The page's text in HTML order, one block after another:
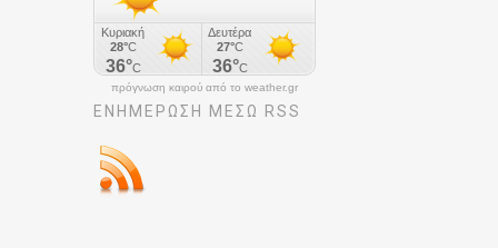
πρόγνωση καιρού από το weather.gr
ΕΝΗΜΈΡΩΣΉ ΜΕΣΩ RSS